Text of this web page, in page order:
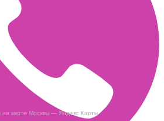
на карте Москвы — Яндекс Карты